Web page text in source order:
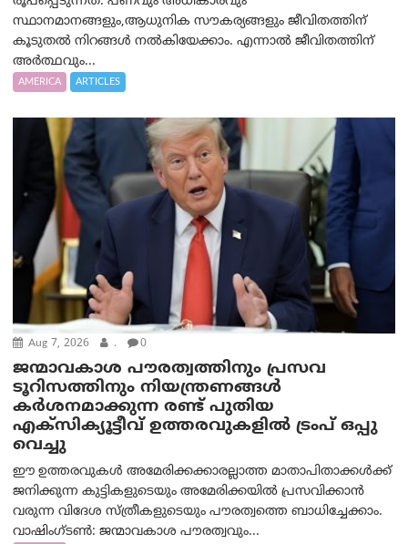
സ്ഥാനമാനങ്ങളും,ആധുനിക സൗകര്യങ്ങളും ജീവിതത്തിന്
കൂടുതൽ നിറങ്ങൾ നൽകിയേക്കാം. എന്നാൽ ജീവിതത്തിന്
അർത്ഥവും...
AMERICA ARTICLES
Aug 7, 2026 . 0
ജന്മാവകാശ പൗരത്വത്തിനും പ്രസവ
ടൂറിസത്തിനും നിയന്ത്രണങ്ങൾ
കർശനമാക്കുന്ന രണ്ട് പുതിയ
എക്സിക്യൂട്ടീവ് ഉത്തരവുകളിൽ ട്രംപ് ഒപ്പു
വെച്ചു
ഈ ഉത്തരവുകൾ അമേരിക്കക്കാരല്ലാത്ത മാതാപിതാക്കൾക്ക്
ജനിക്കുന്ന കുട്ടികളുടെയും അമേരിക്കയിൽ പ്രസവിക്കാൻ
വരുന്ന വിദേശ സ്ത്രീകളുടെയും പൗരത്വത്തെ ബാധിച്ചേക്കാം.
വാഷിംഗ്ടണ്‍: ജന്മാവകാശ പൗരത്വവും...